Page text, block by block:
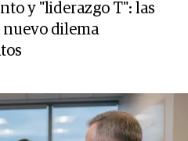
y "liderazgo T": las
nuevo dilema